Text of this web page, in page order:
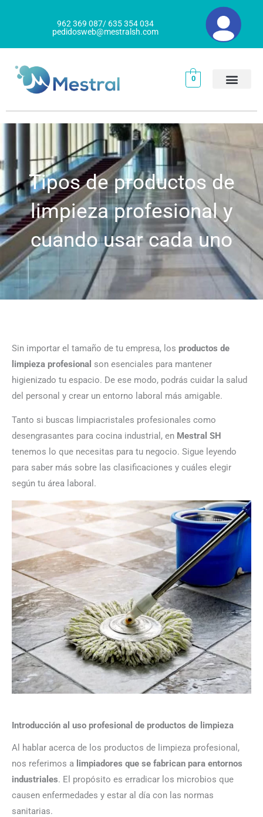
962 369 087/ 635 354 034
pedidosweb@mestralsh.com
0
Tipos de productos de
limpieza profesional y
cuando usar cada uno
Sin importar el tamaño de tu empresa, los productos de
limpieza profesional son esenciales para mantener
higienizado tu espacio. De ese modo, podrás cuidar la salud
del personal y crear un entorno laboral más amigable.
Tanto si buscas limpiacristales profesionales como
desengrasantes para cocina industrial, en Mestral SH
tenemos lo que necesitas para tu negocio. Sigue leyendo
para saber más sobre las clasificaciones y cuáles elegir
según tu área laboral.
Introducción al uso profesional de productos de limpieza
Al hablar acerca de los productos de limpieza profesional,
nos referimos a limpiadores que se fabrican para entornos
industriales. El propósito es erradicar los microbios que
causen enfermedades y estar al día con las normas
sanitarias.